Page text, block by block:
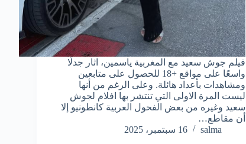
فيلم جوش سعيد مع المغربية ياسمين، اثار جدلًا
واسعًا على مواقع +18 للحصول على متابعين
ومشاهدات بأعداد هائلة. وعلى الرغم من أنها
ليست المرة الاولى التي تنتشر بها افلام لجوش
سعيد وغيره من بعض الفحول العربية كانطونيو إلا
أن مقاطع…
salma
16 سبتمبر، 2025